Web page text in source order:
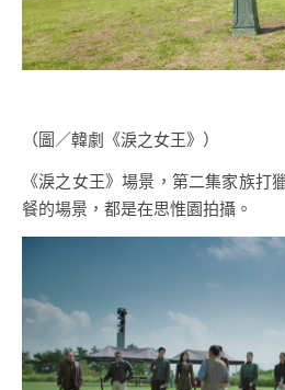
（圖／韓劇《淚之女王》）
《淚之女王》場景，第二集家族打
餐的場景，都是在思惟園拍攝。